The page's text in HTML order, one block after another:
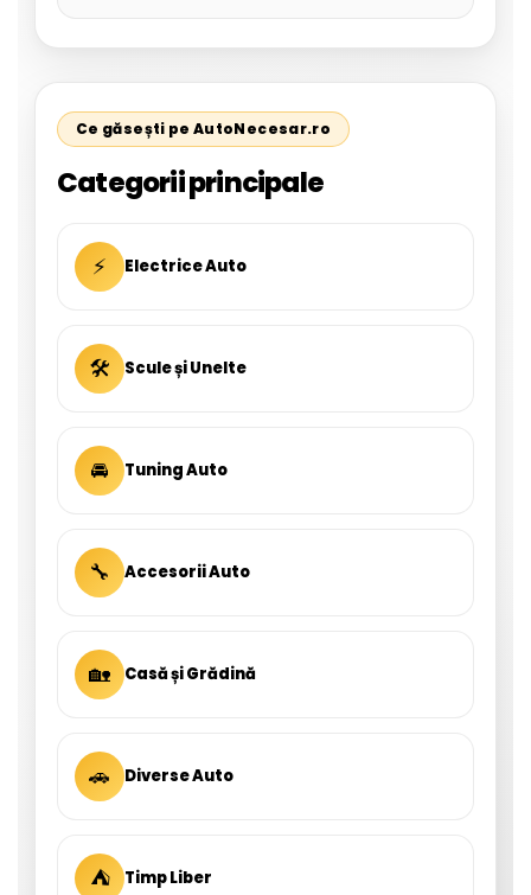
Ce găsești pe AutoNecesar.ro
Categorii principale
⚡ Electrice Auto
🛠 Scule și Unelte
🚘 Tuning Auto
🔧 Accesorii Auto
🏡 Casă și Grădină
🚗 Diverse Auto
⛺ Timp Liber